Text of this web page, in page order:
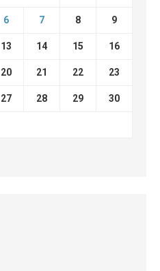
6 7 8 9
13 14 15 16
20 21 22 23
27 28 29 30